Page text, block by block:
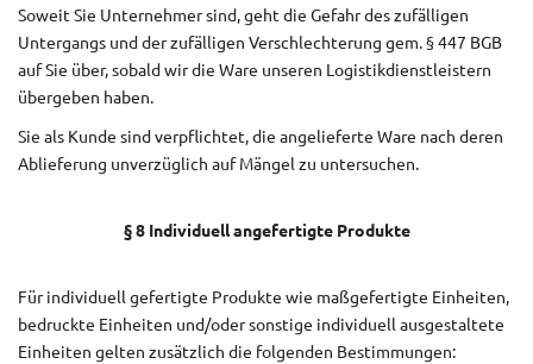
Soweit Sie Unternehmer sind, geht die Gefahr des zufälligen
Untergangs und der zufälligen Verschlechterung gem. § 447 BGB
auf Sie über, sobald wir die Ware unseren Logistikdienstleistern
übergeben haben.
Sie als Kunde sind verpflichtet, die angelieferte Ware nach deren
Ablieferung unverzüglich auf Mängel zu untersuchen.
§ 8 Individuell angefertigte Produkte
Für individuell gefertigte Produkte wie maßgefertigte Einheiten,
bedruckte Einheiten und/oder sonstige individuell ausgestaltete
Einheiten gelten zusätzlich die folgenden Bestimmungen: